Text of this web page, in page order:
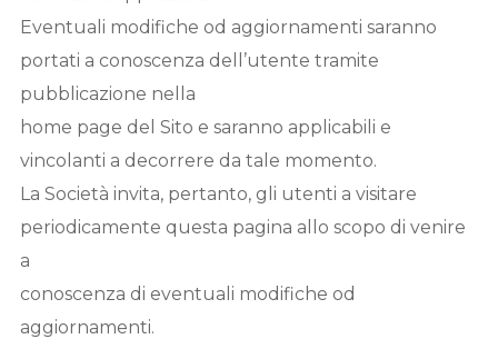
Eventuali modifiche od aggiornamenti saranno
portati a conoscenza dell’utente tramite
pubblicazione nella
home page del Sito e saranno applicabili e
vincolanti a decorrere da tale momento.
La Società invita, pertanto, gli utenti a visitare
periodicamente questa pagina allo scopo di venire
a
conoscenza di eventuali modifiche od
aggiornamenti.